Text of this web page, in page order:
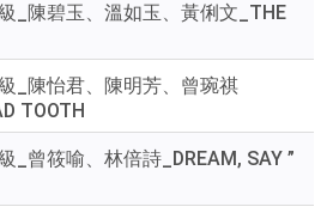
_陳碧玉、溫如玉、黃俐文_THE
_陳怡君、陳明芳、曾琬祺
TOOTH
_曾筱喻、林倍詩_DREAM, SAY ”